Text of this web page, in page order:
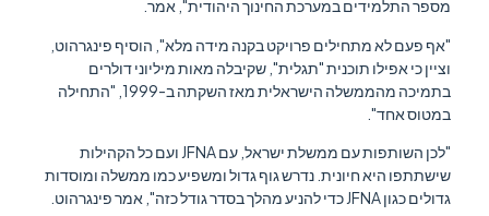
מספר התלמידים במערכת החינוך היהודית", אמר.
"אף פעם לא מתחילים פרויקט בקנה מידה מלא", הוסיף פינגרהוט,
וציין כי אפילו תוכנית "תגלית", שקיבלה מאות מיליוני דולרים
בתמיכה מהממשלה הישראלית מאז השקתה ב-1999, "התחילה
במטוס אחד".
"לכן השותפות עם ממשלת ישראל, עם JFNA ועם כל הקהילות
שישתתפו היא חיונית. נדרש גוף גדול ומשפיע כמו ממשלה ומוסדות
גדולים כגון JFNA כדי להניע מהלך בסדר גודל כזה", אמר פינגרהוט.